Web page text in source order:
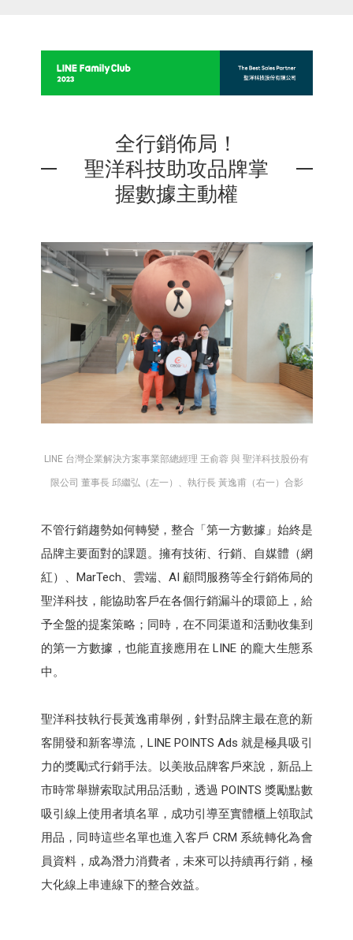
全行銷佈局！
聖洋科技助攻品牌掌
握數據主動權
LINE 台灣企業解決方案事業部總經理 王俞蓉 與 聖洋科技股份有
限公司 董事長 邱繼弘（左一）、執行長 黃逸甫（右一）合影
不管行銷趨勢如何轉變，整合「第一方數據」始終是
品牌主要面對的課題。擁有技術、行銷、自媒體（網
紅）、MarTech、雲端、AI 顧問服務等全行銷佈局的
聖洋科技，能協助客戶在各個行銷漏斗的環節上，給
予全盤的提案策略；同時，在不同渠道和活動收集到
的第一方數據，也能直接應用在 LINE 的龐大生態系
中。
聖洋科技執行長黃逸甫舉例，針對品牌主最在意的新
客開發和新客導流，LINE POINTS Ads 就是極具吸引
力的獎勵式行銷手法。以美妝品牌客戶來說，新品上
市時常舉辦索取試用品活動，透過 POINTS 獎勵點數
吸引線上使用者填名單，成功引導至實體櫃上領取試
用品，同時這些名單也進入客戶 CRM 系統轉化為會
員資料，成為潛力消費者，未來可以持續再行銷，極
大化線上串連線下的整合效益。